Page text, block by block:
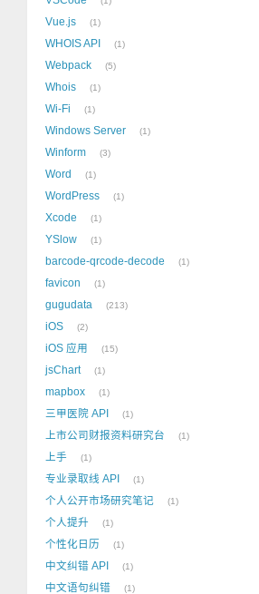
Vue.js 1
WHOIS API 1
Webpack 5
Whois 1
Wi-Fi 1
Windows Server 1
Winform 3
Word 1
WordPress 1
Xcode 1
YSlow 1
barcode-qrcode-decode 1
favicon 1
gugudata 213
iOS 2
iOS 应用 15
jsChart 1
mapbox 1
三甲医院 API 1
上市公司财报资料研究台 1
上手 1
专业录取线 API 1
个人公开市场研究笔记 1
个人提升 1
个性化日历 1
中文纠错 API 1
中文语句纠错 1